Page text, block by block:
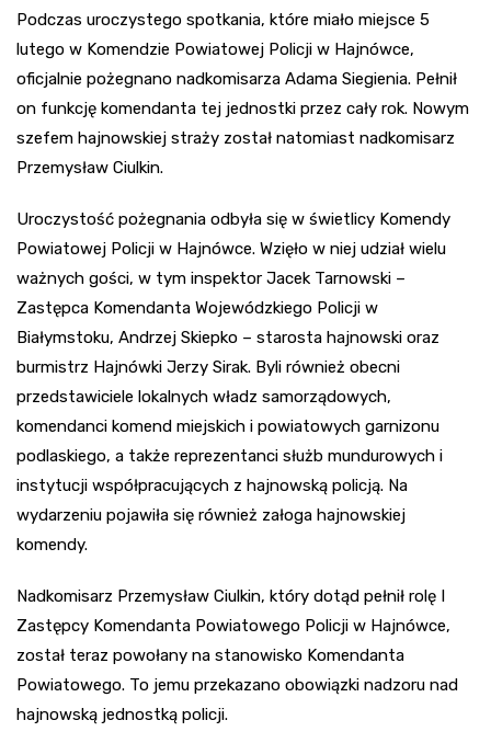
Podczas uroczystego spotkania, które miało miejsce 5
lutego w Komendzie Powiatowej Policji w Hajnówce,
oficjalnie pożegnano nadkomisarza Adama Siegienia. Pełnił
on funkcję komendanta tej jednostki przez cały rok. Nowym
szefem hajnowskiej straży został natomiast nadkomisarz
Przemysław Ciulkin.
Uroczystość pożegnania odbyła się w świetlicy Komendy
Powiatowej Policji w Hajnówce. Wzięło w niej udział wielu
ważnych gości, w tym inspektor Jacek Tarnowski –
Zastępca Komendanta Wojewódzkiego Policji w
Białymstoku, Andrzej Skiepko – starosta hajnowski oraz
burmistrz Hajnówki Jerzy Sirak. Byli również obecni
przedstawiciele lokalnych władz samorządowych,
komendanci komend miejskich i powiatowych garnizonu
podlaskiego, a także reprezentanci służb mundurowych i
instytucji współpracujących z hajnowską policją. Na
wydarzeniu pojawiła się również załoga hajnowskiej
komendy.
Nadkomisarz Przemysław Ciulkin, który dotąd pełnił rolę I
Zastępcy Komendanta Powiatowego Policji w Hajnówce,
został teraz powołany na stanowisko Komendanta
Powiatowego. To jemu przekazano obowiązki nadzoru nad
hajnowską jednostką policji.